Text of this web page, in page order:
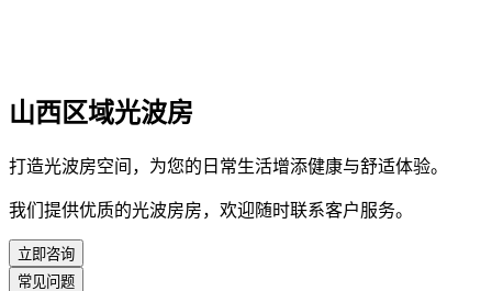
山西区域光波房
打造光波房空间，为您的日常生活增添健康与舒适体验。
我们提供优质的光波房房，欢迎随时联系客户服务。
立即咨询
常见问题